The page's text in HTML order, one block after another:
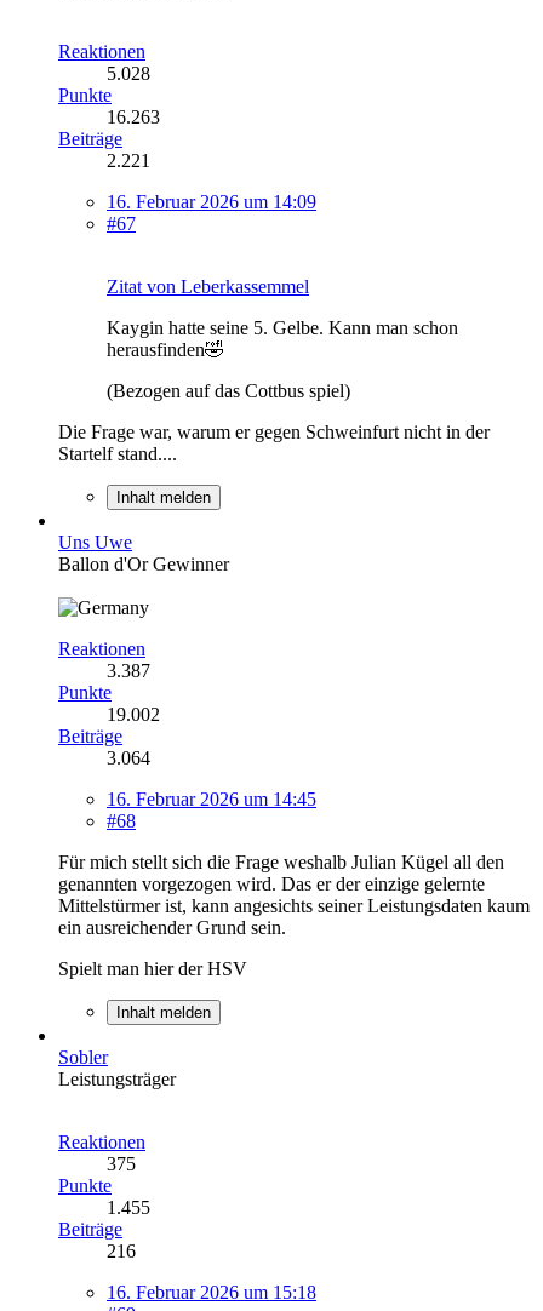
Reaktionen
5.028
Punkte
16.263
Beiträge
2.221
16. Februar 2026 um 14:09
#67
Zitat von Leberkassemmel
Kaygin hatte seine 5. Gelbe. Kann man schon
herausfinden🤣
(Bezogen auf das Cottbus spiel)
Die Frage war, warum er gegen Schweinfurt nicht in der
Startelf stand....
Inhalt melden
Uns Uwe
Ballon d'Or Gewinner
Reaktionen
3.387
Punkte
19.002
Beiträge
3.064
16. Februar 2026 um 14:45
#68
Für mich stellt sich die Frage weshalb Julian Kügel all den
genannten vorgezogen wird. Das er der einzige gelernte
Mittelstürmer ist, kann angesichts seiner Leistungsdaten kaum
ein ausreichender Grund sein.
Spielt man hier der HSV
Inhalt melden
Sobler
Leistungsträger
Reaktionen
375
Punkte
1.455
Beiträge
216
16. Februar 2026 um 15:18